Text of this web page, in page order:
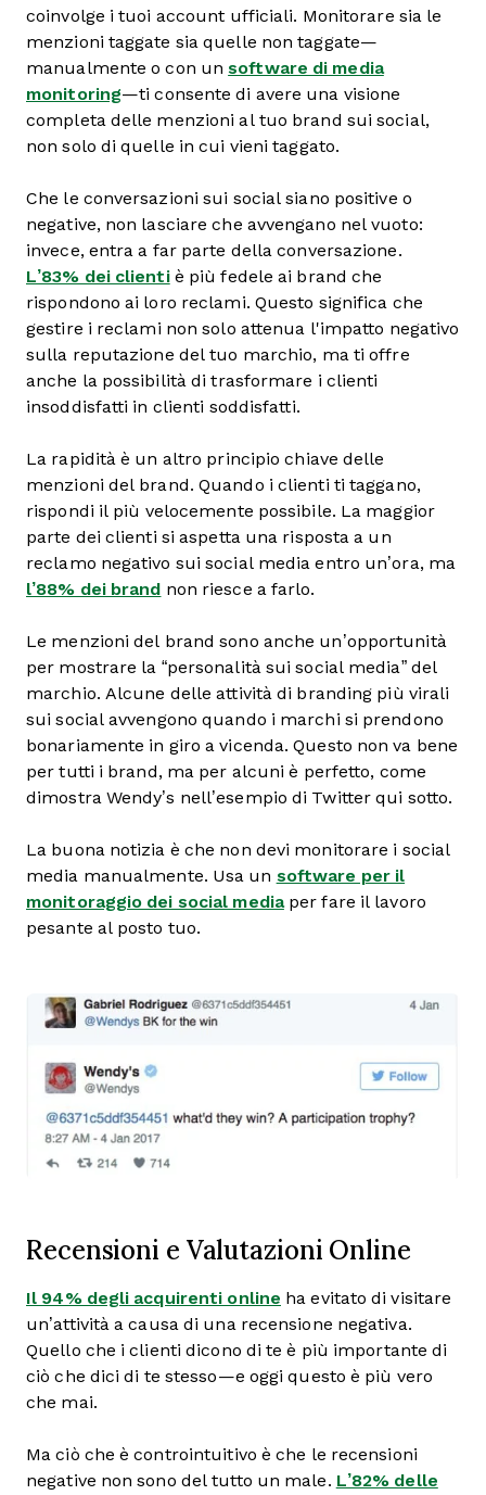
coinvolge i tuoi account ufficiali. Monitorare sia le
menzioni taggate sia quelle non taggate—
manualmente o con unsoftware di media
monitoring—ti consente di avere una visione
completa delle menzioni al tuo brand sui social,
non solo di quelle in cui vieni taggato.
Che le conversazioni sui social siano positive o
negative, non lasciare che avvengano nel vuoto:
invece, entra a far parte della conversazione.
L’83% dei clientiè più fedele ai brand che
rispondono ai loro reclami. Questo significa che
gestire i reclami non solo attenua l'impatto negativo
sulla reputazione del tuo marchio, ma ti offre
anche la possibilità di trasformare i clienti
insoddisfatti in clienti soddisfatti.
La rapidità è un altro principio chiave delle
menzioni del brand. Quando i clienti ti taggano,
rispondi il più velocemente possibile. La maggior
parte dei clienti si aspetta una risposta a un
reclamo negativo sui social media entro un’ora, ma
l’88% dei brand non riesce a farlo.
Le menzioni del brand sono anche un’opportunità
per mostrare la “personalità sui social media” del
marchio. Alcune delle attività di branding più virali
sui social avvengono quando i marchi si prendono
bonariamente in giro a vicenda. Questo non va bene
per tutti i brand, ma per alcuni è perfetto, come
dimostra Wendy’s nell’esempio di Twitter qui sotto.
La buona notizia è che non devi monitorare i social
media manualmente. Usa un software per il
monitoraggio dei social mediaper fare il lavoro
pesante al posto tuo.
Recensioni e Valutazioni Online
Il 94% degli acquirenti online ha evitato di visitare
un’attività a causa di una recensione negativa.
Quello che i clienti dicono di te è più importante di
ciò che dici di te stesso—e oggi questo è più vero
che mai.
Ma ciò che è controintuitivo è che le recensioni
negative non sono del tutto un male. L’82% delle